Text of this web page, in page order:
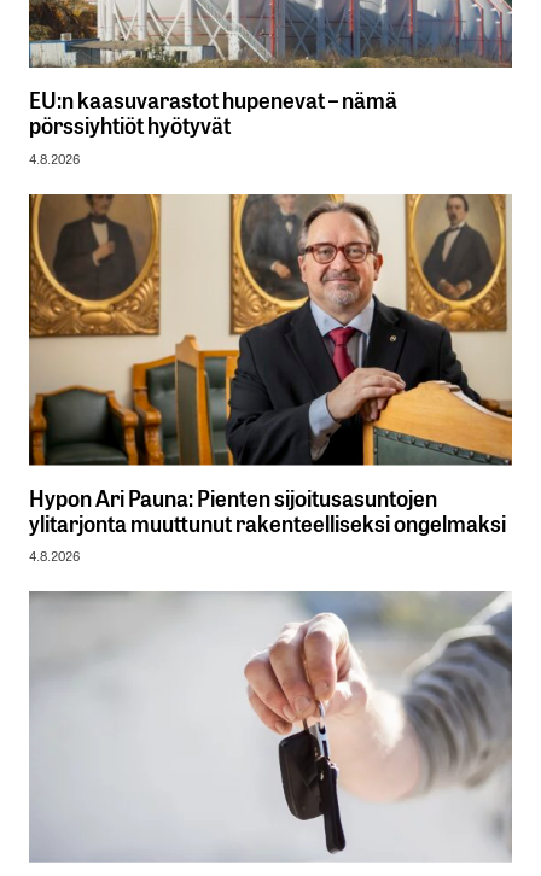
EU:n kaasuvarastot hupenevat – nämä
pörssiyhtiöt hyötyvät
4.8.2026
Hypon Ari Pauna: Pienten sijoitusasuntojen
ylitarjonta muuttunut rakenteelliseksi ongelmaksi
4.8.2026